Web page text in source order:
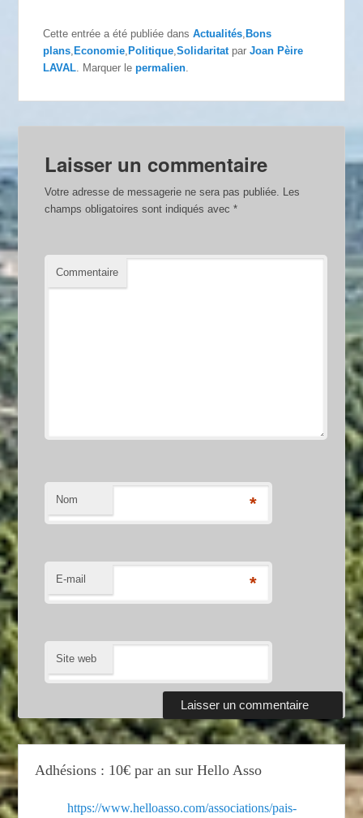
Cette entrée a été publiée dansActualités ,Bons
plans ,Economie ,Politique ,Solidaritat parJoan Pèire
LAVAL . Marquer lepermalien
Laisser un commentaire
Votre adresse de messagerie ne sera pas publiée. Les
champs obligatoires sont indiqués avec*
Commentaire
Nom *
E-mail *
Site web
Adhésions : 10€ par an sur Hello Asso
https://www.helloasso.com/associations/pais-